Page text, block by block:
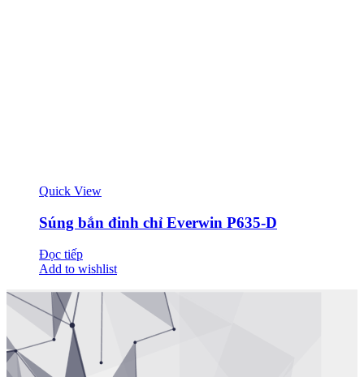
Quick View
Súng bắn đinh chỉ Everwin P635-D
Đọc tiếp
Add to wishlist